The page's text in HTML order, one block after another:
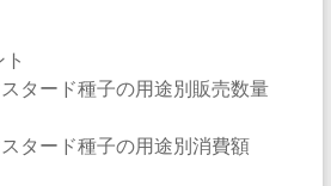
タード種子の用途別販売数量
タード種子の用途別消費額